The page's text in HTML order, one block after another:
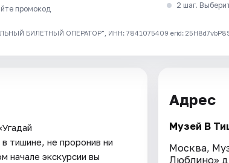
промокод
2 шаг.
БИЛЕТНЫЙ ОПЕРАТОР", ИНН: 7841075409 erid:
тишине, не проронив ни
начале экскурсии вы
Адрес
Музей В
Москва,
Люблино»